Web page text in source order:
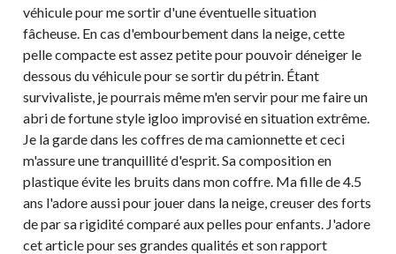
véhicule pour me sortir d'une éventuelle situation
fâcheuse. En cas d'embourbement dans la neige, cette
pelle compacte est assez petite pour pouvoir déneiger le
dessous du véhicule pour se sortir du pétrin. Étant
survivaliste, je pourrais même m'en servir pour me faire un
abri de fortune style igloo improvisé en situation extrême.
Je la garde dans les coffres de ma camionnette et ceci
m'assure une tranquillité d'esprit. Sa composition en
plastique évite les bruits dans mon coffre. Ma fille de 4.5
ans l'adore aussi pour jouer dans la neige, creuser des forts
de par sa rigidité comparé aux pelles pour enfants. J'adore
cet article pour ses grandes qualités et son rapport